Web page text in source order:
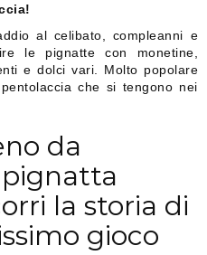
al celibato, compleanni e
le pignatte con monetine,
e dolci vari. Molto popolare
che si tengono nei
da
la storia di
gioco